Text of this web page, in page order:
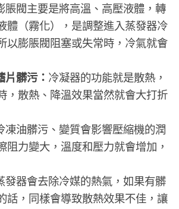
脹閥主要是將高溫、高壓液體，轉
體（霧化），是調整進入蒸發器冷
以膨脹閥阻塞或失常時，冷氣就會
片髒污： 冷凝器的功能就是散熱，
，散熱、降溫效果當然就會大打折
凍油髒污、變質會影響壓縮機的潤
阻力變大，溫度和壓力就會增加，
發器會去除冷媒的熱氣，如果有髒
話，同樣會導致散熱效果不佳，讓